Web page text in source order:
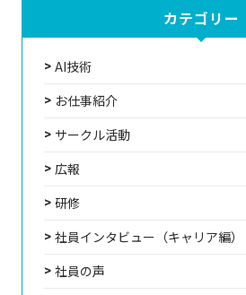
カテゴリー
AI技術
お仕事紹介
サークル活動
広報
研修
社員インタビュー（キャリア編）
社員の声